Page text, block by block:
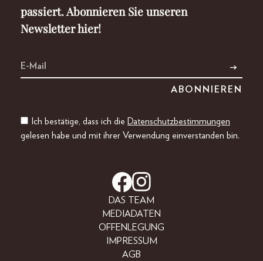
passiert. Abonnieren Sie unseren
Newsletter hier!
Ich bestätige, dass ich die Datenschutzbestimmungen
gelesen habe und mit ihrer Verwendung einverstanden bin.
DAS TEAM
MEDIADATEN
OFFENLEGUNG
IMPRESSUM
AGB